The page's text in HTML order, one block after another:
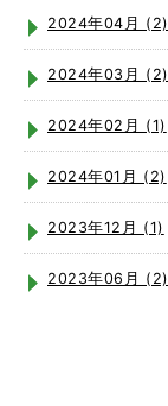
2024年04月 (2)
2024年03月 (2)
2024年02月 (1)
2024年01月 (2)
2023年12月 (1)
2023年06月 (2)